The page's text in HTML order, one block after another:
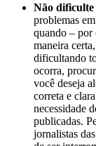
Não dificulte
problemas
quando – por
maneira
dificultando
ocorra,
você deseja
correta e
necessidade
publicadas.
jornalistas